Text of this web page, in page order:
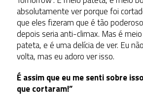
absolutamente ver porque foi
que eles fizeram que é tão
depois seria anti-climax. Mas é
pateta, e é uma delícia de ver. Eu
volta, mas eu adoro ver isso.
É assim que eu me senti sobre
que cortaram!”